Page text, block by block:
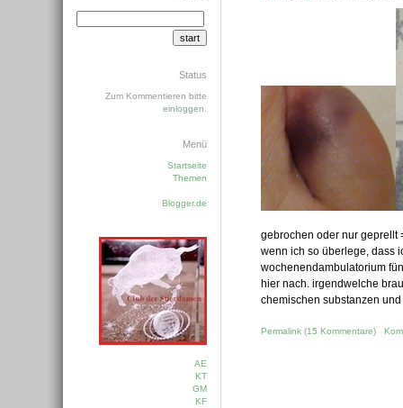
gebrochen oder nur geprellt
wenn ich so überlege, dass
wochenendambulatorium
hier nach. irgendwelche
chemischen substanzen und
Permalink (15 Kommentare)
Status
Zum Kommentieren bitte
einloggen
Menü
Startseite
Themen
Blogger.de
AE
KT
GM
KF